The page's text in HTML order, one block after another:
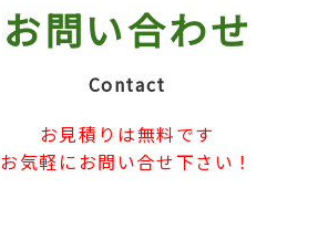
お問い合わせ
Contact
お見積りは無料です
お気軽にお問い合せ下さい！